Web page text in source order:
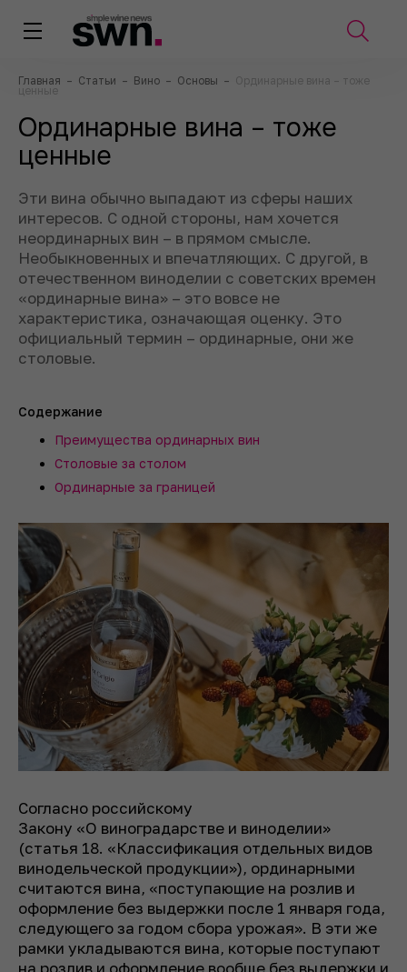
Главная – Статьи – Вино – Основы – Ординарные вина – тоже
ценные
Ординарные вина – тоже
ценные
Эти вина обычно выпадают из сферы наших
интересов. С одной стороны, нам хочется
неординарных вин – в прямом смысле.
Необыкновенных и впечатляющих. С другой, в
отечественном виноделии с советских времен
«ординарные вина» – это вовсе не
характеристика, означающая оценку. Это
официальный термин – ординарные, они же
столовые.
Содержание
Преимущества ординарных вин
Столовые за столом
Ординарные за границей
Согласно российскому
Закону «О виноградарстве и виноделии»
(статья 18. «Классификация отдельных видов
винодельческой продукции»), ординарными
считаются вина, «поступающие на розлив и
оформление без выдержки после 1 января года,
следующего за годом сбора урожая». В эти же
рамки укладываются вина, которые поступают
на розлив и оформление вообще без выдержки и